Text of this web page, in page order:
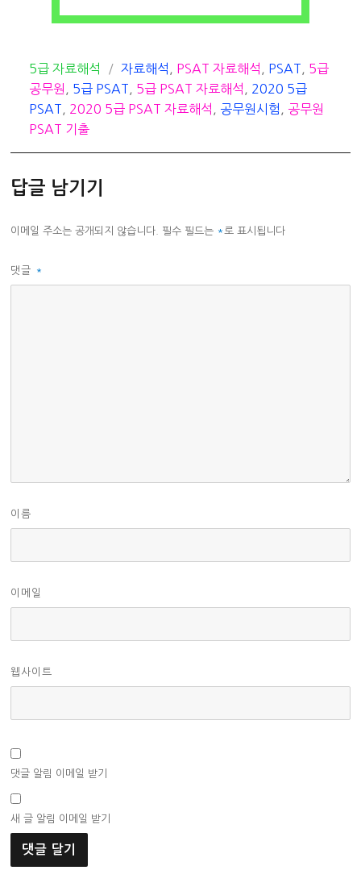
카
테
고
리
5급 자료해석
태
그
자료해석 PSAT 자료해석 PSAT
5급
공무원
5급 PSAT 5급 PSAT 자료해석
2020 5급
PSAT
2020 5급 PSAT 자료해석 공무원시험
공무원
PSAT 기출
답글 남기기
이메일 주소는 공개되지 않습니다. 필수 필드는 * 로 표시됩니다
댓글 *
이름
이메일
웹사이트
댓글 알림 이메일 받기
새 글 알림 이메일 받기